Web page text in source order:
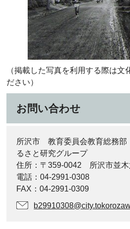
（掲載した写真を利用する際は文
ださい）
お問い合わせ
所沢市 教育委員会教育総務
るさと研究グループ
住所：〒359-0042 所沢市並木
電話：04-2991-0308
FAX：04-2991-0309